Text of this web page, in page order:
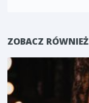
ZOBACZ RÓWNIEŻ